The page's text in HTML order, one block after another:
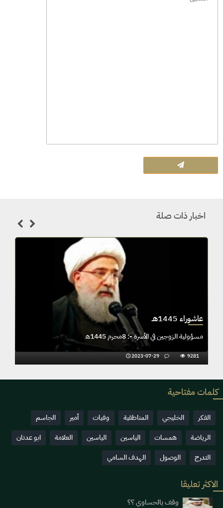
اخبار ذات صلة
عاشوراء 1445هـ
مسؤولية الزوجين في الأسرة -: 8محرم 1445ھ
9281
كلمات مفتاحية
الفكر الخليجي المناطقية وفيات أمير
الجاسم
الرياضة
همسات الياسين الياسين العلامة
ابو عدنان
التدرج
الوصول الهدف السامي
الاكثر تعليقا
وقف يالحساوي ؟؟